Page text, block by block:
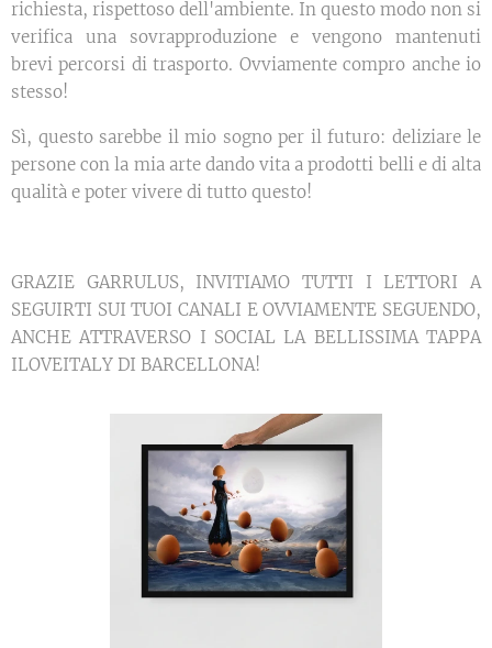
richiesta, rispettoso dell'ambiente. In questo modo non si
verifica una sovrapproduzione e vengono mantenuti
brevi percorsi di trasporto. Ovviamente compro anche io
stesso!
Sì, questo sarebbe il mio sogno per il futuro: deliziare le
persone con la mia arte dando vita a prodotti belli e di alta
qualità e poter vivere di tutto questo!
GRAZIE GARRULUS, INVITIAMO TUTTI I LETTORI A
SEGUIRTI SUI TUOI CANALI E OVVIAMENTE SEGUENDO,
ANCHE ATTRAVERSO I SOCIAL LA BELLISSIMA TAPPA
ILOVEITALY DI BARCELLONA!